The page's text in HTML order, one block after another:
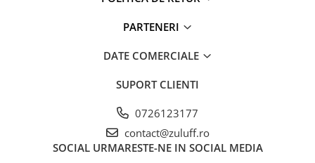
PARTENERI
DATE COMERCIALE
SUPORT CLIENTI
0726123177
contact@zuluff.ro
SOCIAL URMARESTE-NE IN SOCIAL MEDIA